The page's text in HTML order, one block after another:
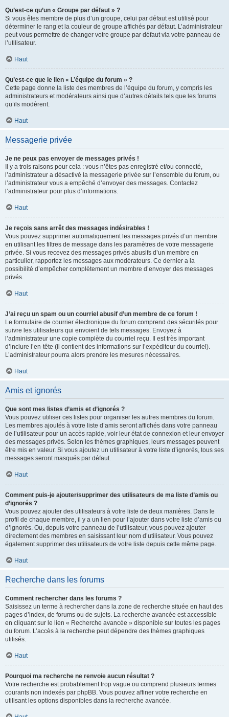
Qu’est-ce qu’un « Groupe par défaut » ?
Si vous êtes membre de plus d’un groupe, celui par défaut est utilisé pour
déterminer le rang et la couleur de groupe affichés par défaut. L’administrateur
peut vous permettre de changer votre groupe par défaut via votre panneau de
l’utilisateur.
Haut
Qu’est-ce que le lien « L’équipe du forum » ?
Cette page donne la liste des membres de l’équipe du forum, y compris les
administrateurs et modérateurs ainsi que d’autres détails tels que les forums
qu’ils modèrent.
Haut
Messagerie privée
Je ne peux pas envoyer de messages privés !
Il y a trois raisons pour cela : vous n’êtes pas enregistré et/ou connecté,
l’administrateur a désactivé la messagerie privée sur l’ensemble du forum, ou
l’administrateur vous a empêché d’envoyer des messages. Contactez
l’administrateur pour plus d’informations.
Haut
Je reçois sans arrêt des messages indésirables !
Vous pouvez supprimer automatiquement les messages privés d’un membre
en utilisant les filtres de message dans les paramètres de votre messagerie
privée. Si vous recevez des messages privés abusifs d’un membre en
particulier, rapportez les messages aux modérateurs. Ce dernier a la
possibilité d’empêcher complètement un membre d’envoyer des messages
privés.
Haut
J’ai reçu un spam ou un courriel abusif d’un membre de ce forum !
Le formulaire de courrier électronique du forum comprend des sécurités pour
suivre les utilisateurs qui envoient de tels messages. Envoyez à
l’administrateur une copie complète du courriel reçu. Il est très important
d’inclure l’en-tête (il contient des informations sur l’expéditeur du courriel).
L’administrateur pourra alors prendre les mesures nécessaires.
Haut
Amis et ignorés
Que sont mes listes d’amis et d’ignorés ?
Vous pouvez utiliser ces listes pour organiser les autres membres du forum.
Les membres ajoutés à votre liste d’amis seront affichés dans votre panneau
de l’utilisateur pour un accès rapide, voir leur état de connexion et leur envoyer
des messages privés. Selon les thèmes graphiques, leurs messages peuvent
être mis en valeur. Si vous ajoutez un utilisateur à votre liste d’ignorés, tous ses
messages seront masqués par défaut.
Haut
Comment puis-je ajouter/supprimer des utilisateurs de ma liste d’amis ou
d’ignorés ?
Vous pouvez ajouter des utilisateurs à votre liste de deux manières. Dans le
profil de chaque membre, il y a un lien pour l’ajouter dans votre liste d’amis ou
d’ignorés. Ou, depuis votre panneau de l’utilisateur, vous pouvez ajouter
directement des membres en saisissant leur nom d’utilisateur. Vous pouvez
également supprimer des utilisateurs de votre liste depuis cette même page.
Haut
Recherche dans les forums
Comment rechercher dans les forums ?
Saisissez un terme à rechercher dans la zone de recherche située en haut des
pages d’index, de forums ou de sujets. La recherche avancée est accessible
en cliquant sur le lien « Recherche avancée » disponible sur toutes les pages
du forum. L’accès à la recherche peut dépendre des thèmes graphiques
utilisés.
Haut
Pourquoi ma recherche ne renvoie aucun résultat ?
Votre recherche est probablement trop vague ou comprend plusieurs termes
courants non indexés par phpBB. Vous pouvez affiner votre recherche en
utilisant les options disponibles dans la recherche avancée.